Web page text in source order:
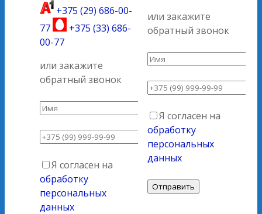
+375 (29) 686-00-
77
+375 (33) 686-
00-77
или закажите
обратный звонок
Я согласен на
обработку
персональных
данных
или закажите
обратный звонок
Я согласен на
обработку
персональных
данных